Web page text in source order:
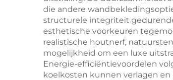
die andere
structurele integriteit
esthetische voorkeuren
realistische houtnerf,
mogelijkheid om een luxe
Energie-efficiëntievoordelen
koelkosten kunnen verlagen